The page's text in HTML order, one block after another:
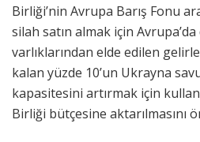
Birliği’nin Avrupa Barış Fonu
silah satın almak için
varlıklarından elde edilen
kalan yüzde 10’un Ukrayna
kapasitesini artırmak için
Birliği bütçesine aktarılmasını